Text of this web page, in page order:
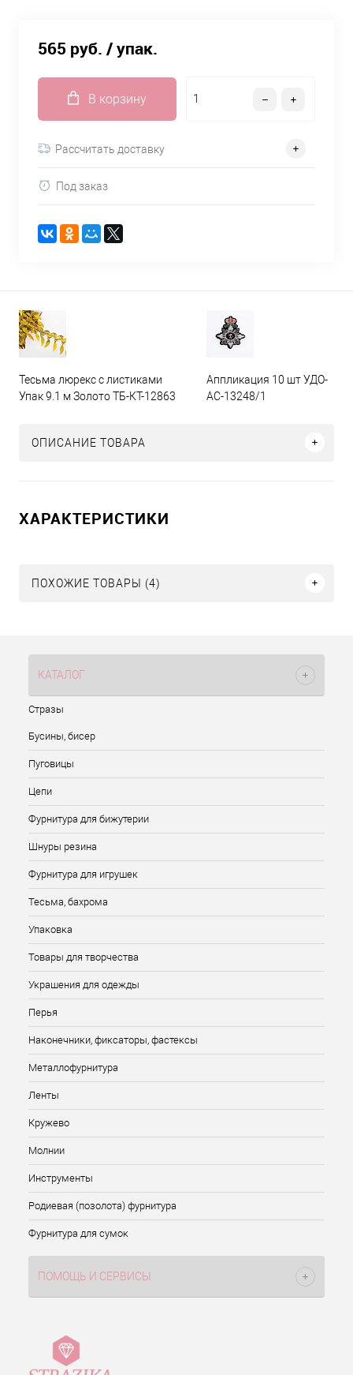
565 руб. / упак.
В корзину
Рассчитать доставку
Под заказ
Тесьма люрекс с листиками
Упак 9.1 м Золото ТБ-КТ-12863
Аппликация 10 шт УДО-
АС-13248/1
ОПИСАНИЕ ТОВАРА
ХАРАКТЕРИСТИКИ
ПОХОЖИЕ ТОВАРЫ (4)
КАТАЛОГ
Стразы
Бусины, бисер
Пуговицы
Цепи
Фурнитура для бижутерии
Шнуры резина
Фурнитура для игрушек
Тесьма, бахрома
Упаковка
Товары для творчества
Украшения для одежды
Перья
Наконечники, фиксаторы, фастексы
Металлофурнитура
Ленты
Кружево
Молнии
Инструменты
Родиевая (позолота) фурнитура
Фурнитура для сумок
ПОМОЩЬ И СЕРВИСЫ